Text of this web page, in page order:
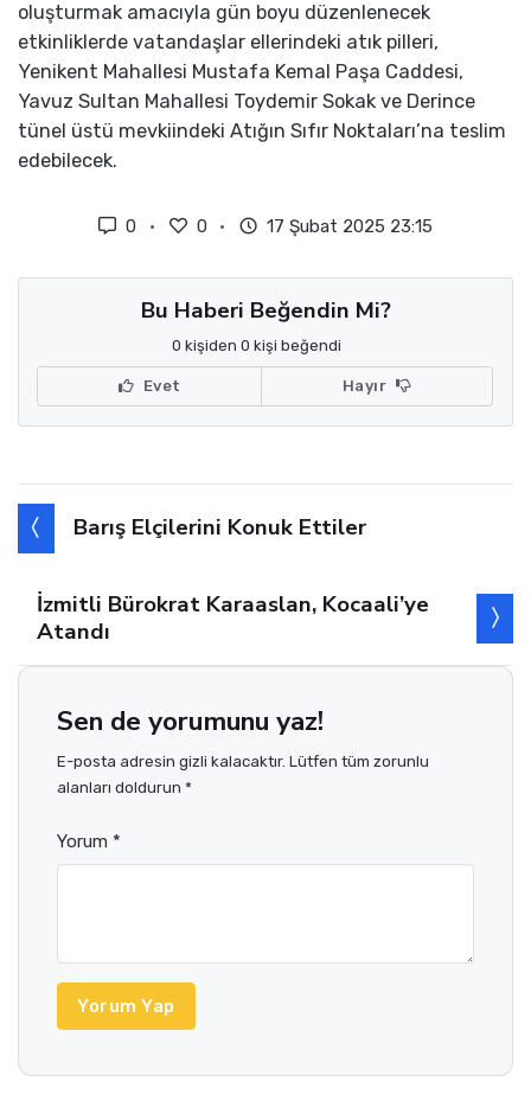
oluşturmak amacıyla gün boyu düzenlenecek
etkinliklerde vatandaşlar ellerindeki atık pilleri,
Yenikent Mahallesi Mustafa Kemal Paşa Caddesi,
Yavuz Sultan Mahallesi Toydemir Sokak ve Derince
tünel üstü mevkiindeki Atığın Sıfır Noktaları’na teslim
edebilecek.
0 0 17 Şubat 2025 23:15
Bu Haberi Beğendin Mi?
0 kişiden 0 kişi beğendi
Evet Hayır
Barış Elçilerini Konuk Ettiler
İzmitli Bürokrat Karaaslan, Kocaali’ye
Atandı
Sen de yorumunu yaz!
E-posta adresin gizli kalacaktır. Lütfen tüm zorunlu
alanları doldurun *
Yorum *
Yorum Yap